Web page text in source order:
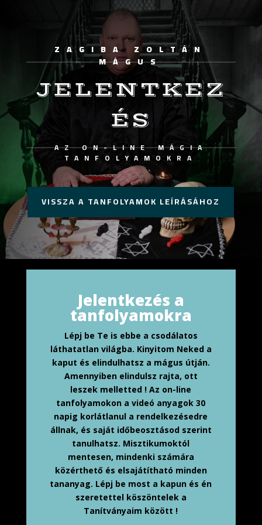
ZAGIBA ZOLTÁN
MÁGUS
JELENTKEZ
ÉS
AZ ON-LINE MÁGIA
TANFOLYAMOKRA
VISSZA A TANFOLYAMOK LEÍRÁSÁHOZ
Jelentkezés a
tanfolyamokra
Lépj be Te is ebbe a csodálatos
láthatatlan világba. Kinyitom Neked a
kaput és elindulhatsz a mágus útján.
Amennyiben elindulsz rajta, ott
leszek melletted ! Az on-line
tanfolyamokon a videó anyagok 30
napig korlátlanul a rendelkezésedre
állnak, és saját időbeosztásod szerint
tanulhatsz. Misztikumoktól
mentesen, mindenki számára
közérthető és elsajátítható minden
tananyag. Lépj be most a kapun és én
szeretettel köszöntelek a
Tanítványaim között !